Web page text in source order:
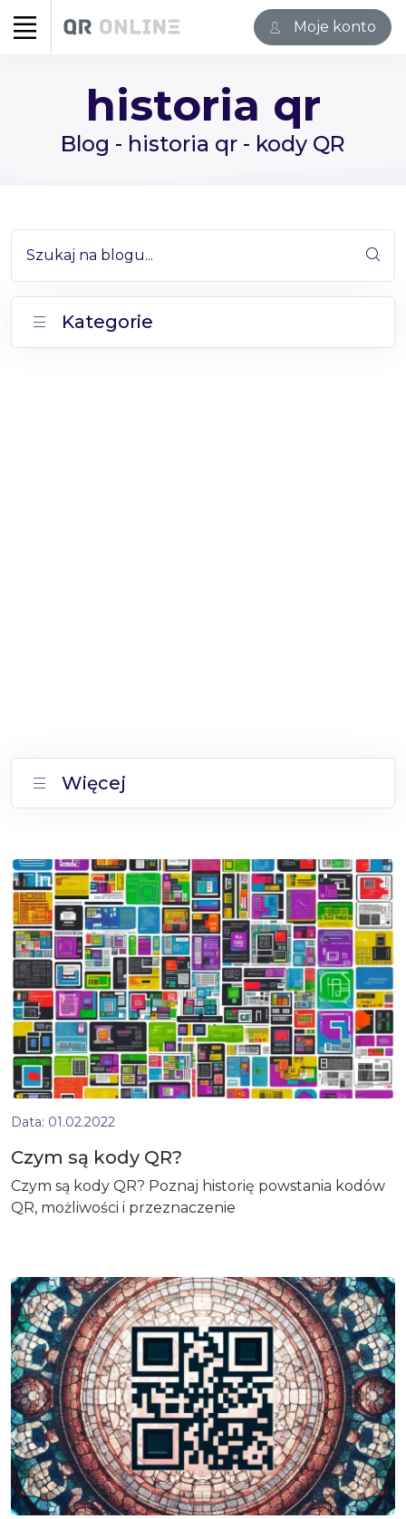
Moje konto
historia qr
Blog - historia qr - kody QR
Data: 01.02.2022
Czym są kody QR?
Czym są kody QR? Poznaj historię powstania kodów
QR, możliwości i przeznaczenie
Szukaj na blogu...
Kategorie
Więcej